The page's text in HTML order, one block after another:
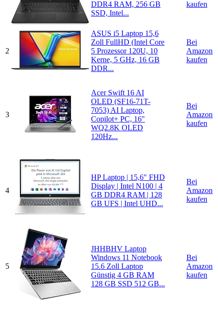
DDR4 RAM, 256 GB
SSD, Intel...
kaufen
2
ASUS i5 Laptop 15,6
Zoll FullHD (Intel Core
5 Prozessor 120U, 10
Kerne, 5 GHz, 16 GB
DDR...
Bei
Amazon
kaufen
3
Acer Swift 16 AI
OLED (SF16-71T-
7053) AI Laptop,
Copilot+ PC, 16"
WQ2.8K OLED
120Hz...
Bei
Amazon
kaufen
4
HP Laptop | 15,6" FHD
Display | Intel N100 | 4
GB DDR4 RAM | 128
GB UFS | Intel UHD...
Bei
Amazon
kaufen
5
JHHBHV Laptop
Windows 11 Notebook
15.6 Zoll Laptop
Günstig 4 GB RAM
128 GB SSD 512 GB...
Bei
Amazon
kaufen